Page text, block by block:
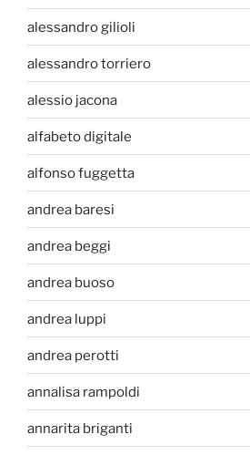
alessandro gilioli
alessandro torriero
alessio jacona
alfabeto digitale
alfonso fuggetta
andrea baresi
andrea beggi
andrea buoso
andrea luppi
andrea perotti
annalisa rampoldi
annarita briganti